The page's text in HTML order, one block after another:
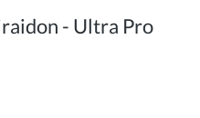
- Ultra Pro